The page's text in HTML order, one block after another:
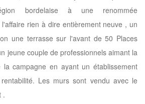
bordelaise à une renommée
rien à dire entièrement neuve , un
une terrasse sur l'avant de 50 Places
jeune couple de professionnels aimant la
campagne en ayant un établissement
Les murs sont vendu avec le
.